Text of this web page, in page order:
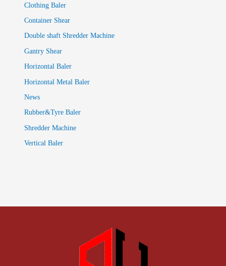
Clothing Baler
Container Shear
Double shaft Shredder Machine
Gantry Shear
Horizontal Baler
Horizontal Metal Baler
News
Rubber&Tyre Baler
Shredder Machine
Vertical Baler